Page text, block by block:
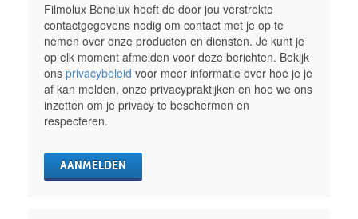
Filmolux Benelux heeft de door jou verstrekte
contactgegevens nodig om contact met je op te
nemen over onze producten en diensten. Je kunt je
op elk moment afmelden voor deze berichten. Bekijk
ons privacybeleid voor meer informatie over hoe je je
af kan melden, onze privacypraktijken en hoe we ons
inzetten om je privacy te beschermen en
respecteren.